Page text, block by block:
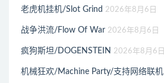
老虎机挂机/Slot Grind 2026年8月6日
战争洪流/Flow Of War 2026年8月6日
疯狗斯坦/DOGENSTEIN 2026年8月6日
机械狂欢/Machine Party/支持网络联机